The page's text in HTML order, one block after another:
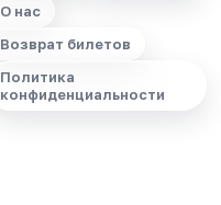
О нас
Возврат билетов
Политика
конфиденциальности